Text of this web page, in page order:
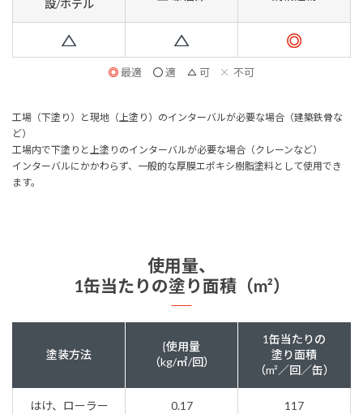
設/ホテル
最適 適 可 不可
工場（下塗り）と現地（上塗り）のインターバルが必要な場合（建築鉄骨な
ど）
工場内で下塗りと上塗りのインターバルが必要な場合（クレーンなど）
インターバルにかかわらず、一般的な厚膜エポキシ樹脂塗料として使用でき
ます。
使用量、
1缶当たりの塗り面積（m²）
塗装方法
{使用量
（kg/㎡/回）
1缶当たりの
塗り面積
（m²／回／缶）
はけ、ローラー 0.17 117